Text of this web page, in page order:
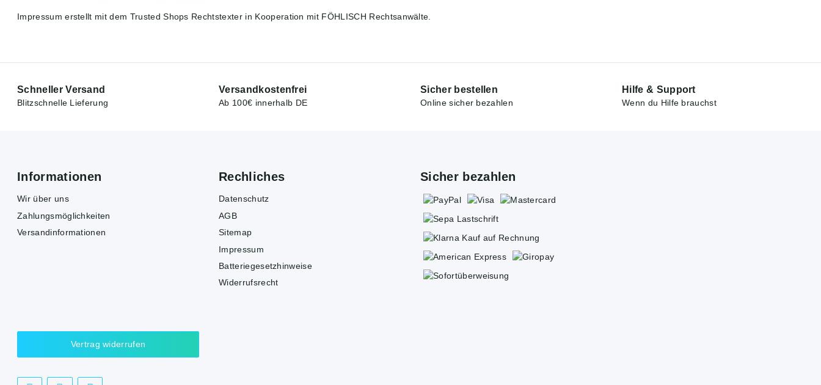
Impressum erstellt mit dem Trusted Shops Rechtstexter in Kooperation mit FÖHLISCH Rechtsanwälte
Schneller Versand
Blitzschnelle Lieferung
Versandkostenfrei
Ab 100€ innerhalb DE
Sicher bestellen
Online sicher bezahlen
Hilfe & Support
Wenn du Hilfe brauchst
Informationen
Wir über uns
Zahlungsmöglichkeiten
Versandinformationen
Rechliches
Datenschutz
AGB
Sitemap
Impressum
Batteriegesetzhinweise
Widerrufsrecht
Sicher bezahlen
Vertrag widerrufen